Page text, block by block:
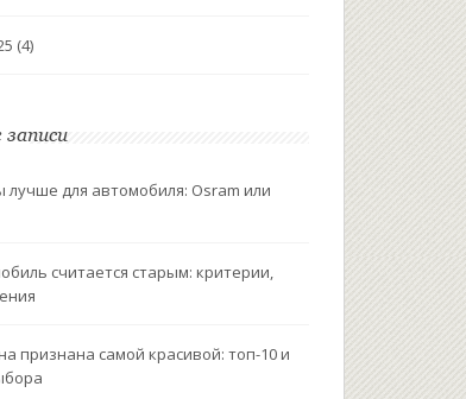
(4)
записи
лучше для автомобиля: Osram или
считается старым: критерии,
признана самой красивой: топ-10 и